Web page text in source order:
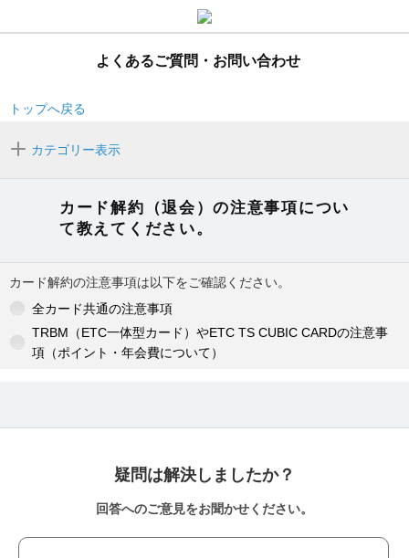
よくあるご質問・お問い合わせ
トップへ戻る
カテゴリー表示
カード解約（退会）の注意事項につい
て教えてください。
カード解約の注意事項は以下をご確認ください。
全カード共通の注意事項
TRBM（ETC一体型カード）やETC TS CUBIC CARDの注意事
項（ポイント・年会費について）
疑問は解決しましたか？
回答へのご意見をお聞かせください。